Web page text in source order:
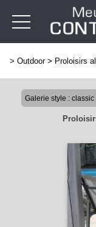
> Outdoor> Proloisirs